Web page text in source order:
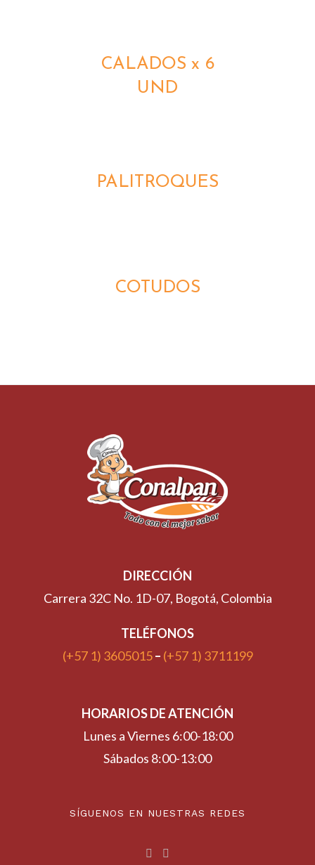
CALADOS x 6
UND
PALITROQUES
COTUDOS
DIRECCIÓN
Carrera 32C No. 1D-07, Bogotá, Colombia
TELÉFONOS
(+57 1) 3605015– (+57 1) 3711199
HORARIOS DE ATENCIÓN
Lunes a Viernes 6:00-18:00
Sábados 8:00-13:00
SÍGUENOS EN NUESTRAS REDES